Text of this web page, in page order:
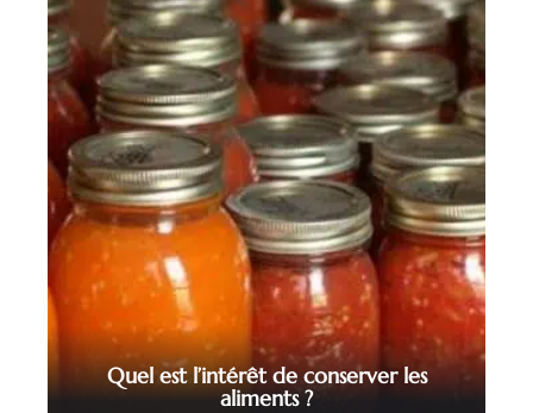
Quel est l’intérêt de conserver les
aliments ?